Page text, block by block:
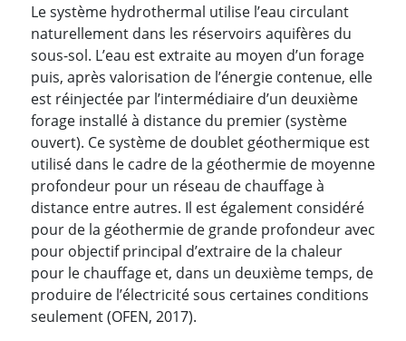
Le système hydrothermal utilise l’eau circulant
naturellement dans les réservoirs aquifères du
sous-sol. L’eau est extraite au moyen d’un forage
puis, après valorisation de l’énergie contenue, elle
est réinjectée par l’intermédiaire d’un deuxième
forage installé à distance du premier (système
ouvert). Ce système de doublet géothermique est
utilisé dans le cadre de la géothermie de moyenne
profondeur pour un réseau de chauffage à
distance entre autres. Il est également considéré
pour de la géothermie de grande profondeur avec
pour objectif principal d’extraire de la chaleur
pour le chauffage et, dans un deuxième temps, de
produire de l’électricité sous certaines conditions
seulement (OFEN, 2017).